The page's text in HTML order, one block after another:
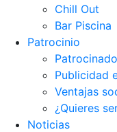
Chill Out
Bar Piscina
Patrocinio
Publicidad
Ventajas
¿Quieres
Noticias